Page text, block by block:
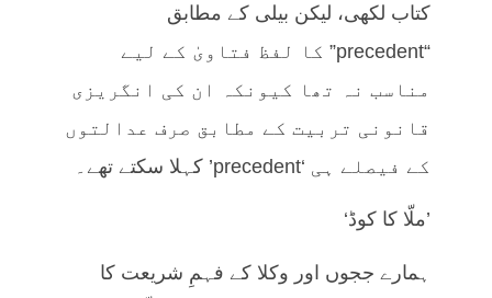
کتاب لکھی، لیکن بیلی کے مطابق
“precedent” کا لفظ فتاویٰ کے لیے
مناسب نہ تھا کیونکہ ان کی انگریزی
قانونی تربیت کے مطابق صرف عدالتوں
کے فیصلے ہی ‘precedent’ کہلا سکتے تھے۔
’ملّا کا کوڈ‘
ہمارے ججوں اور وکلا کے فہمِ شریعت کا